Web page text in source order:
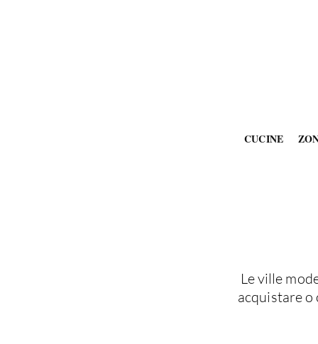
CUCINE
Le ville
acquistare o